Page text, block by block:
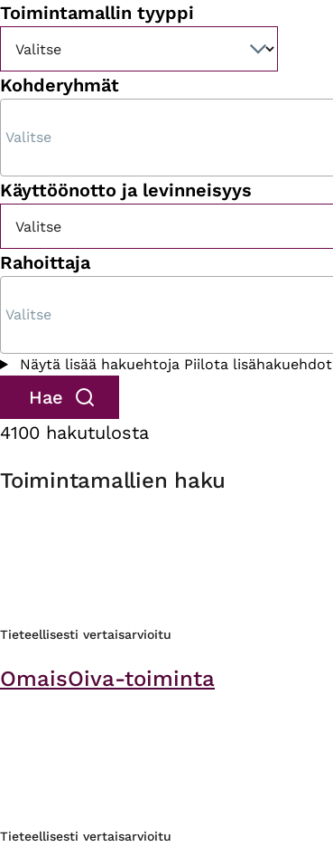
Toimintamallin tyyppi
Kohderyhmät
Käyttöönotto ja levinneisyys
Rahoittaja
Näytä lisää hakuehtoja Piilota lisähakuehdot
4100 hakutulosta
Toimintamallien haku
Tieteellisesti vertaisarvioitu
OmaisOiva-toiminta
Tieteellisesti vertaisarvioitu